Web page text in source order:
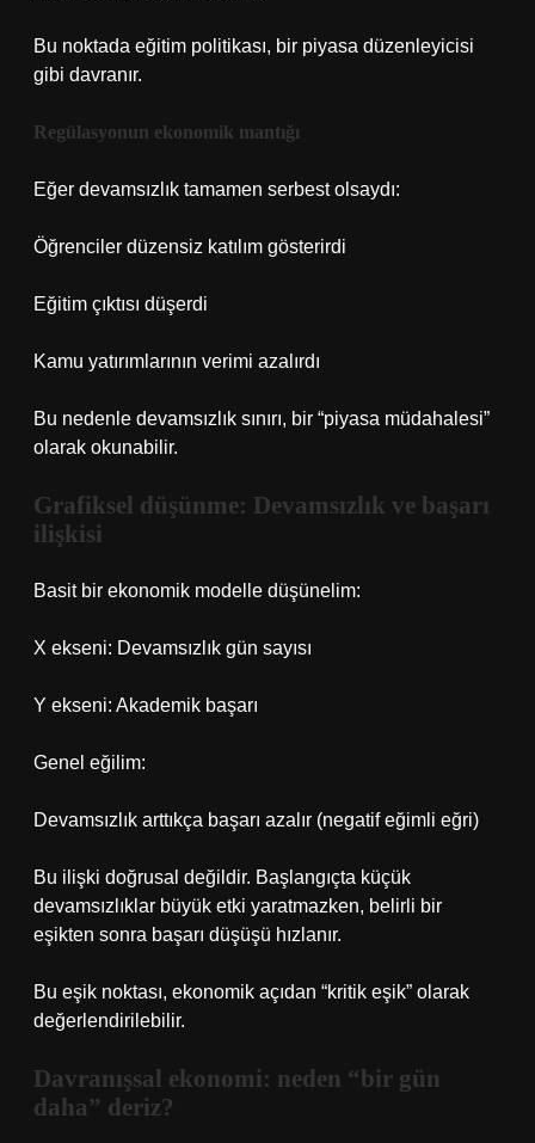
Bu noktada eğitim politikası, bir piyasa düzenleyicisi
gibi davranır.
Regülasyonun ekonomik mantığı
Eğer devamsızlık tamamen serbest olsaydı:
Öğrenciler düzensiz katılım gösterirdi
Eğitim çıktısı düşerdi
Kamu yatırımlarının verimi azalırdı
Bu nedenle devamsızlık sınırı, bir “piyasa müdahalesi”
olarak okunabilir.
Grafiksel düşünme: Devamsızlık ve başarı
ilişkisi
Basit bir ekonomik modelle düşünelim:
X ekseni: Devamsızlık gün sayısı
Y ekseni: Akademik başarı
Genel eğilim:
Devamsızlık arttıkça başarı azalır (negatif eğimli eğri)
Bu ilişki doğrusal değildir. Başlangıçta küçük
devamsızlıklar büyük etki yaratmazken, belirli bir
eşikten sonra başarı düşüşü hızlanır.
Bu eşik noktası, ekonomik açıdan “kritik eşik” olarak
değerlendirilebilir.
Davranışsal ekonomi: neden “bir gün
daha” deriz?